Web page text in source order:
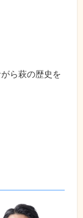
ら萩の歴史を